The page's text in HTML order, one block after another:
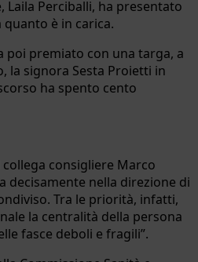
Laila Perciballi, ha presentato
è in carica.
poi premiato con una targa, a
la signora Sesta Proietti in
ha spento cento
consigliere Marco
decisamente nella direzione di
Tra le priorità, infatti,
la centralità della persona
fasce deboli e fragili”.